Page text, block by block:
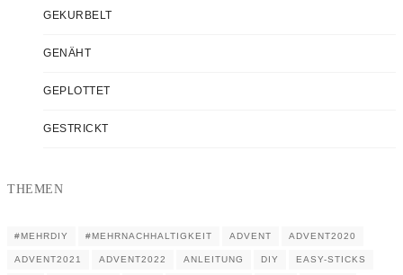
GEKURBELT
GENÄHT
GEPLOTTET
GESTRICKT
THEMEN
#MEHRDIY #MEHRNACHHALTIGKEIT ADVENT ADVENT2020
ADVENT2021 ADVENT2022 ANLEITUNG DIY EASY-STICKS